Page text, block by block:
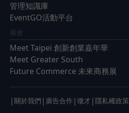
管理知識庫
EventGO活動平台
展會
Meet Taipei 創新創業嘉年華
Meet Greater South
Future Commerce 未來商務展
| 關於我們 | 廣告合作 | 徵才 | 隱私權政策